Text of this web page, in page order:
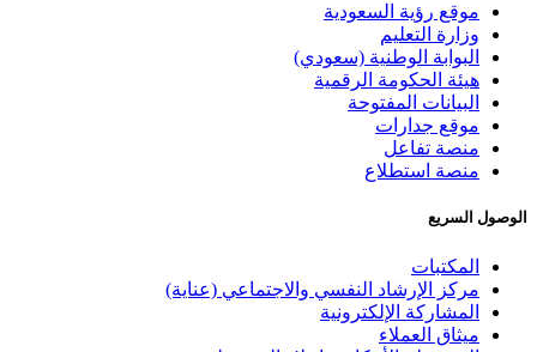
موقع رؤية السعودية
وزارة التعليم
البوابة الوطنية (سعودي)
هيئة الحكومة الرقمية
البيانات المفتوحة
موقع جدارات
منصة تفاعل
منصة استطلاع
الوصول السريع
المكتبات
مركز الإرشاد النفسي والاجتماعي (عناية)
المشاركة الإلكترونية
ميثاق العملاء